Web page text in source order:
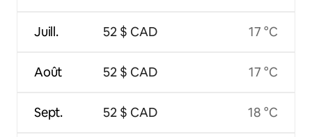
Juill.
Août
Sept.
52 $ CAD
52 $ CAD
52 $ CAD
17 °C
17 °C
18 °C